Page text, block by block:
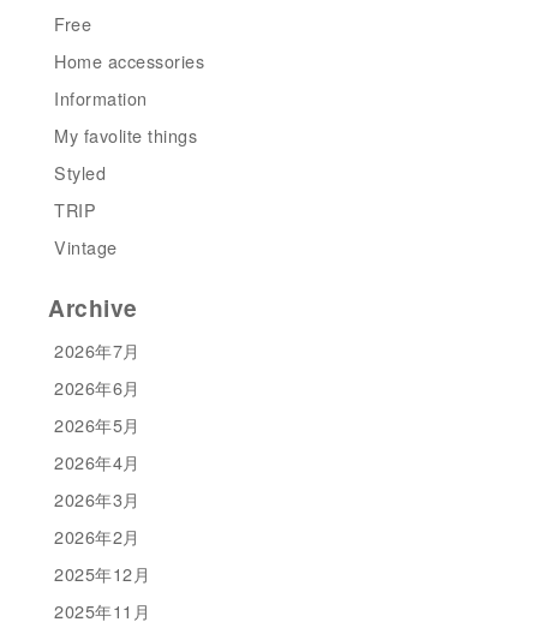
Free
Home accessories
Information
My favolite things
Styled
TRIP
Vintage
Archive
2026年7月
2026年6月
2026年5月
2026年4月
2026年3月
2026年2月
2025年12月
2025年11月